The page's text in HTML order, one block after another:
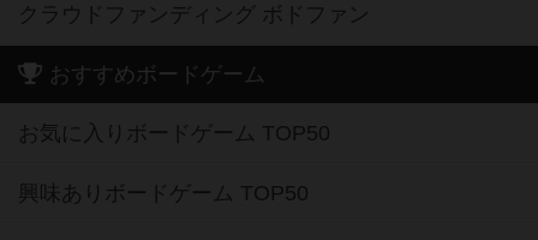
クラウドファンディング ボドファン
おすすめボードゲーム
お気に入りボードゲーム TOP50
興味ありボードゲーム TOP50